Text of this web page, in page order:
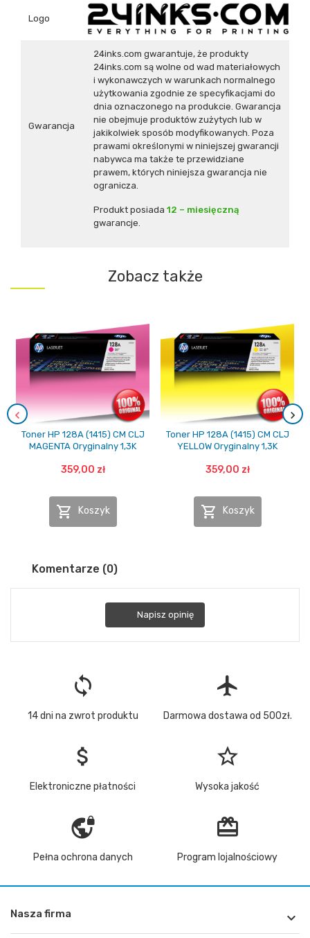
Logo
Gwarancja
24inks.com gwarantuje, że produkty
24inks.com są wolne od wad materiałowych
i wykonawczych w warunkach normalnego
użytkowania zgodnie ze specyfikacjami do
dnia oznaczonego na produkcie. Gwarancja
nie obejmuje produktów zużytych lub w
jakikolwiek sposób modyfikowanych. Poza
prawami określonymi w niniejszej gwarancji
nabywca ma także te przewidziane
prawem, których niniejsza gwarancja nie
ogranicza.
Produkt posiada 12 – miesięczną
gwarancje.
Zobacz także
Toner HP 128A (1415) CM CLJ
MAGENTA Oryginalny 1,3K
359,00 zł
 Koszyk
Toner HP 128A (1415) CM CLJ
YELLOW Oryginalny 1,3K
359,00 zł
 Koszyk
Komentarze (0)
Napisz opinię
loop
14 dni na zwrot produktu
flight
Darmowa dostawa od 500zł.
attach_money
Elektroniczne płatności
star_border
Wysoka jakość
vpn_lock
Pełna ochrona danych
redeem
Program lojalnościowy
Nasza firma 